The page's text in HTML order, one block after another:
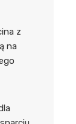
z
na